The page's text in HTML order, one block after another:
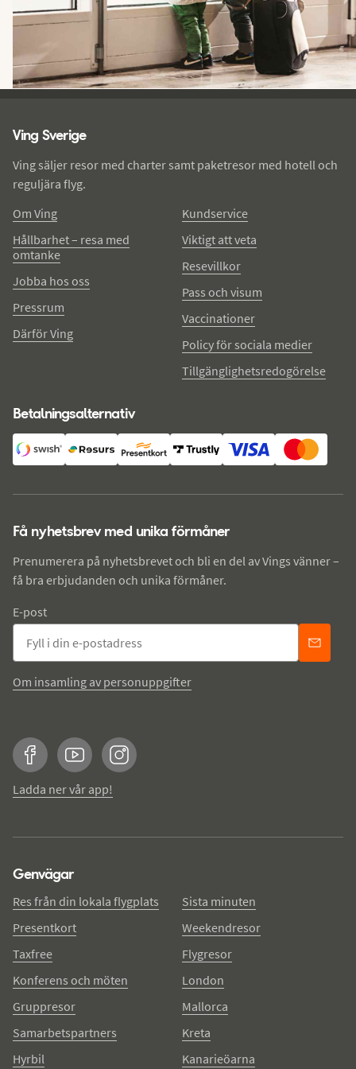
Ving Sverige
Ving säljer resor med charter samt paketresor med hotell och
reguljära flyg.
Om Ving
Hållbarhet – resa med
omtanke
Jobba hos oss
Pressrum
Därför Ving
Kundservice
Viktigt att veta
Resevillkor
Pass och visum
Vaccinationer
Policy för sociala medier
Tillgänglighetsredogörelse
Betalningsalternativ
Få nyhetsbrev med unika förmåner
Prenumerera på nyhetsbrevet och bli en del av Vings vänner –
få bra erbjudanden och unika förmåner.
E-post
Om insamling av personuppgifter
FacebookYouTubeInstagram
Ladda ner vår app!
Genvägar
Res från din lokala flygplats
Presentkort
Taxfree
Konferens och möten
Gruppresor
Samarbetspartners
Hyrbil
Sista minuten
Weekendresor
Flygresor
London
Mallorca
Kreta
Kanarieöarna